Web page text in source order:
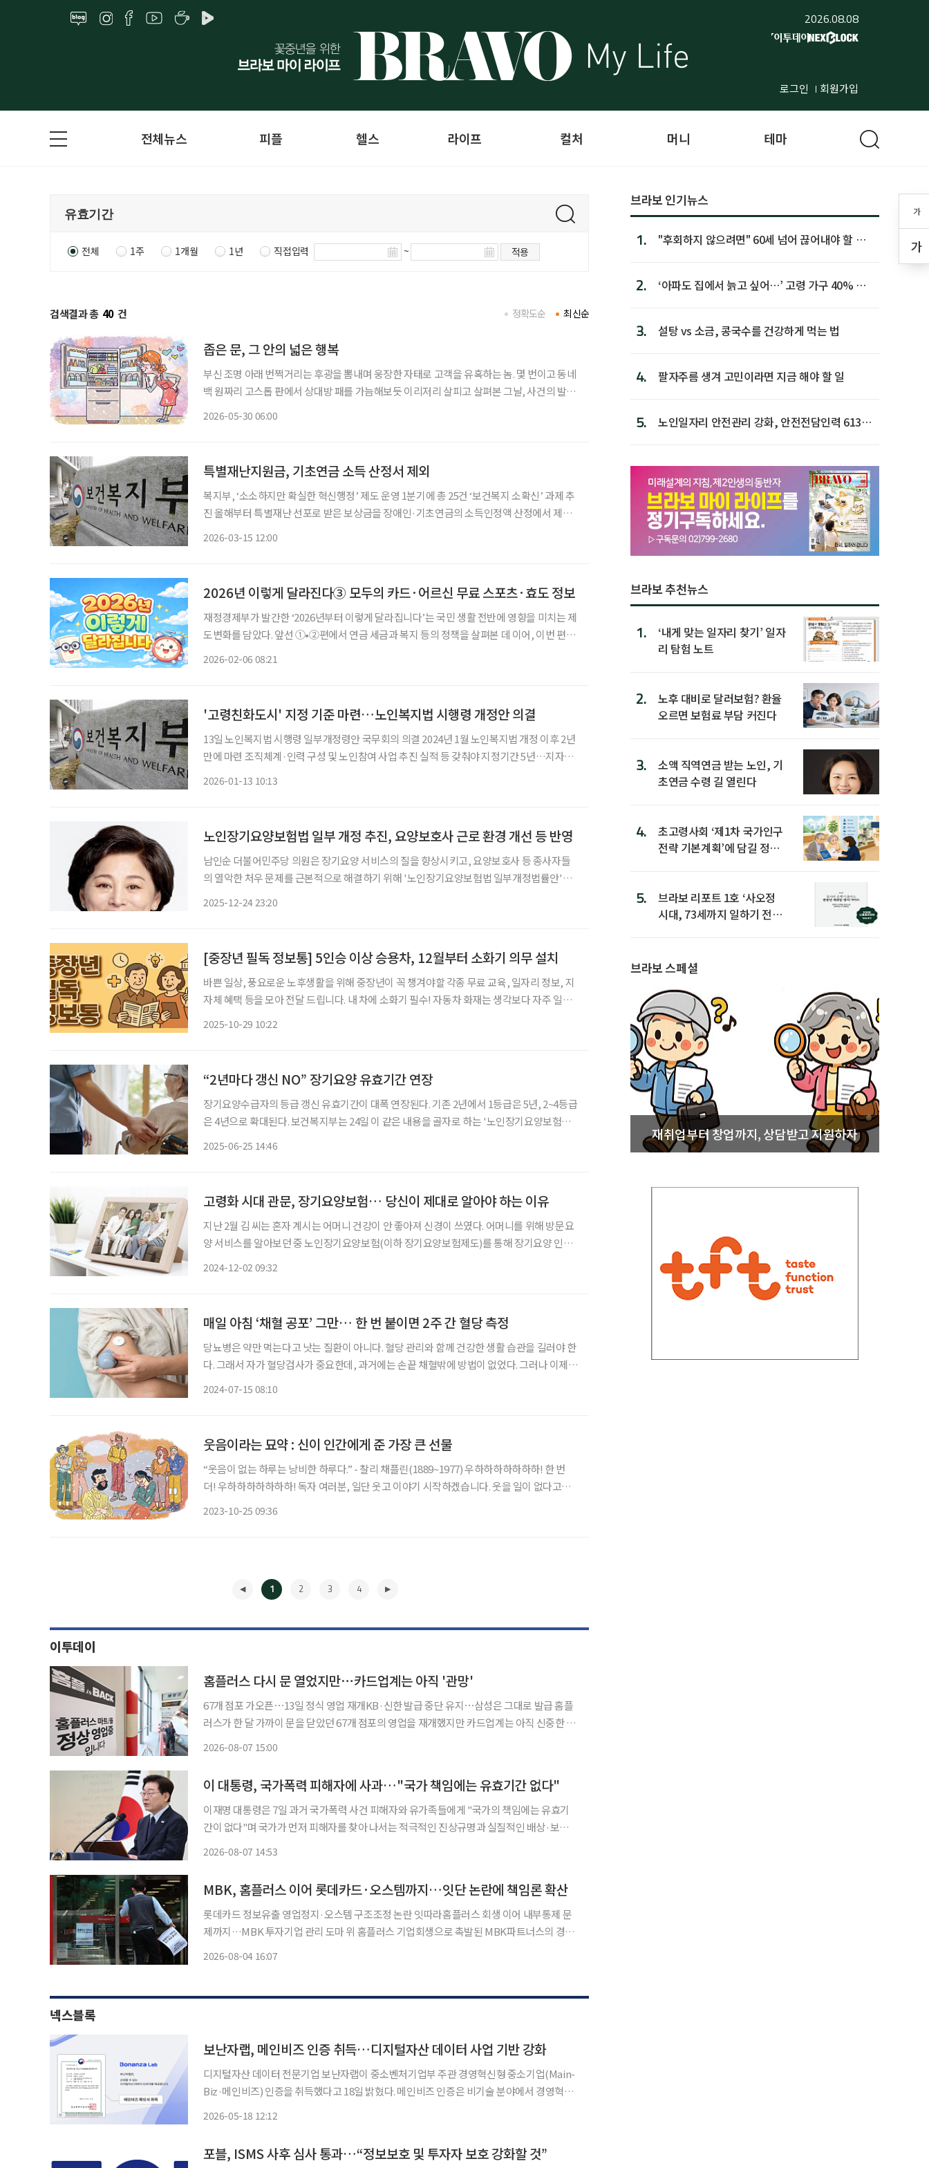
2026.08.08
로그인 회원가입
가
가
전체뉴스 피플 헬스 라이프 컬처 머니 테마
전체 1주 1개월 1년 직접입력 ~ 적용
검색결과 총 40 건 최신순
정확도순
좁은 문, 그 안의 넓은 행복
부신 조명 아래 번쩍거리는 후광을 뽐내며 웅장한 자태로 고객을 유혹하는 놈. 몇 번이고 동네
백 원짜리 고스톱 판에서 상대방 패를 가늠해보듯 이리저리 살피고 살펴본 그날, 사건의 발단
2026-05-30 06:00
특별재난지원금, 기초연금 소득 산정서 제외
복지부, ‘소소하지만 확실한 혁신행정’ 제도 운영 1분기에 총 25건 ‘보건복지 소확신’ 과제 추
진 올해부터 특별재난 선포로 받은 보상금을 장애인·기초연금의 소득인정액 산정에서 제외
2026-03-15 12:00
2026년 이렇게 달라진다③ 모두의 카드·어르신 무료 스포츠·효도 정보
재정경제부가 발간한 ‘2026년부터 이렇게 달라집니다’는 국민 생활 전반에 영향을 미치는 제
도변화를 담았다. 앞선 ①•②편에서 연금 세금과 복지 등의 정책을 살펴본 데 이어, 이번 편에
2026-02-06 08:21
'고령친화도시' 지정 기준 마련…노인복지법 시행령 개정안 의결
13일 노인복지법 시행령 일부개정령안 국무회의 의결 2024년 1월 노인복지법 개정 이후 2년
만에 마련 조직체계·인력 구성 및 노인참여 사업 추진 실적 등 갖춰야 지정기간 5년…지자체
2026-01-13 10:13
노인장기요양보험법 일부 개정 추진, 요양보호사 근로 환경 개선 등 반영
남인순 더불어민주당 의원은 장기요양 서비스의 질을 향상시키고, 요양보호사 등 종사자들
의 열악한 처우 문제를 근본적으로 해결하기 위해 '노인장기요양보험법 일부개정법률안'을
2025-12-24 23:20
[중장년 필독 정보통] 5인승 이상 승용차, 12월부터 소화기 의무 설치
바쁜 일상, 풍요로운 노후생활을 위해 중장년이 꼭 챙겨야할 각종 무료 교육, 일자리 정보, 지
자체 혜택 등을 모아 전달 드립니다. 내 차에 소화기 필수! 자동차 화재는 생각보다 자주 일어
2025-10-29 10:22
“2년마다 갱신 NO” 장기요양 유효기간 연장
장기요양수급자의 등급 갱신 유효기간이 대폭 연장된다. 기존 2년에서 1등급은 5년, 2~4등급
은 4년으로 확대된다. 보건복지부는 24일 이 같은 내용을 골자로 하는 '노인장기요양보험법
2025-06-25 14:46
고령화 시대 관문, 장기요양보험… 당신이 제대로 알아야 하는 이유
지난 2월 김 씨는 혼자 계시는 어머니 건강이 안 좋아져 신경이 쓰였다. 어머니를 위해 방문요
양 서비스를 알아보던 중 노인장기요양보험(이하 장기요양보험제도)를 통해 장기요양 인정
2024-12-02 09:32
매일 아침 ‘채혈 공포’ 그만… 한 번 붙이면 2주 간 혈당 측정
당뇨병은 약만 먹는다고 낫는 질환이 아니다. 혈당 관리와 함께 건강한 생활 습관을 길러야 한
다. 그래서 자가 혈당검사가 중요한데, 과거에는 손끝 채혈밖에 방법이 없었다. 그러나 이제
2024-07-15 08:10
웃음이라는 묘약 : 신이 인간에게 준 가장 큰 선물
“웃음이 없는 하루는 낭비한 하루다.” - 찰리 채플린(1889~1977) 우하하하하하하하! 한 번
더! 우하하하하하하하! 독자 여러분, 일단 웃고 이야기 시작하겠습니다. 웃을 일이 없다고요?
2023-10-25 09:36
1 2 3 4
이투데이
홈플러스 다시 문 열었지만⋯카드업계는 아직 '관망'
67개 점포 가오픈⋯13일 정식 영업 재개KB·신한 발급 중단 유지⋯삼성은 그대로 발급 홈플
러스가 한 달 가까이 문을 닫았던 67개 점포의 영업을 재개했지만 카드업계는 아직 신중한 분
2026-08-07 15:00
이 대통령, 국가폭력 피해자에 사과…"국가 책임에는 유효기간 없다"
이재명 대통령은 7일 과거 국가폭력 사건 피해자와 유가족들에게 "국가의 책임에는 유효기
간이 없다"며 국가가 먼저 피해자를 찾아 나서는 적극적인 진상규명과 실질적인 배상·보상에
2026-08-07 14:53
MBK, 홈플러스 이어 롯데카드·오스템까지…잇단 논란에 책임론 확산
롯데카드 정보유출 영업정지·오스템 구조조정 논란 잇따라홈플러스 회생 이어 내부통제 문
제까지…MBK 투자기업 관리 도마 위 홈플러스 기업회생으로 촉발된 MBK파트너스의 경영
2026-08-04 16:07
넥스블록
보난자랩, 메인비즈 인증 취득…디지털자산 데이터 사업 기반 강화
디지털자산 데이터 전문기업 보난자랩이 중소벤처기업부 주관 경영혁신형 중소기업(Main-
Biz·메인비즈) 인증을 취득했다고 18일 밝혔다. 메인비즈 인증은 비기술 분야에서 경영혁신
2026-05-18 12:12
포블, ISMS 사후 심사 통과…“정보보호 및 투자자 보호 강화할 것”
브라보 인기뉴스
1.
"후회하지 않으려면" 60세 넘어 끊어내야 할 사
2.
‘아파도 집에서 늙고 싶어…’ 고령 가구 40% 노
3. 설탕 vs 소금, 콩국수를 건강하게 먹는 법
4. 팔자주름 생겨 고민이라면 지금 해야 할 일
5.
노인일자리 안전관리 강화, 안전전담인력 613명
브라보 추천뉴스
1.
‘내게 맞는 일자리 찾기’ 일자
리 탐험 노트
2.
노후 대비로 달러보험? 환율
오르면 보험료 부담 커진다
3.
소액 직역연금 받는 노인, 기
초연금 수령 길 열린다
4.
초고령사회 ‘제1차 국가인구
전략 기본계획’에 담길 정책
5.
브라보 리포트 1호 ‘사오정
시대, 73세까지 일하기 전략’
브라보 스페셜
재취업부터 창업까지, 상담받고 지원하자